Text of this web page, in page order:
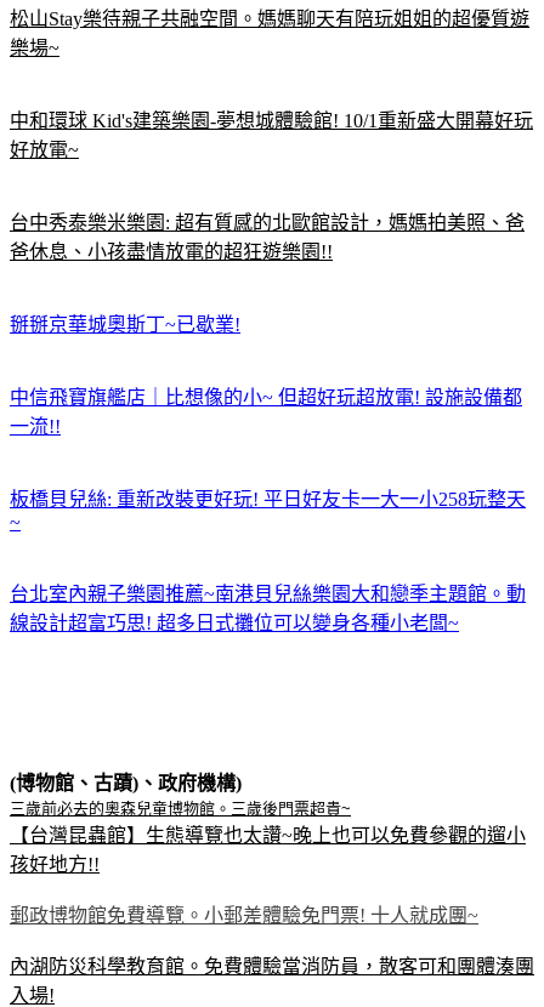
松山Stay樂待親子共融空間。媽媽聊天有陪玩姐姐的超優質遊
樂場~
中和環球 Kid's建築樂園-夢想城體驗館! 10/1重新盛大開幕好玩
好放電~
台中秀泰樂米樂園: 超有質感的北歐館設計，媽媽拍美照、爸
爸休息、小孩盡情放電的超狂遊樂園!!
掰掰京華城奧斯丁~已歇業!
中信飛寶旗艦店｜比想像的小~ 但超好玩超放電! 設施設備都
一流!!
板橋貝兒絲: 重新改裝更好玩! 平日好友卡一大一小258玩整天
~
台北室內親子樂園推薦~南港貝兒絲樂園大和戀季主題館。動
線設計超富巧思! 超多日式攤位可以變身各種小老闆~
(博物館、古蹟)、政府機構)
三歲前必去的奧森兒童博物館。三歲後門票超貴~
【台灣昆蟲館】生態導覽也太讚~晚上也可以免費參觀的遛小
孩好地方!!
郵政博物館免費導覽。小郵差體驗免門票! 十人就成團~
內湖防災科學教育館。免費體驗當消防員，散客可和團體湊團
入場!